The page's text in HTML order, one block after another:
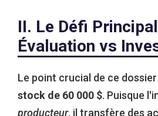
II. Le Défi
Évaluation vs
Le point crucial de ce
stock de 60 000 $. Puisque
producteur, il transfère des